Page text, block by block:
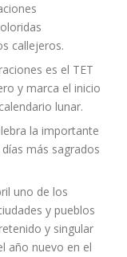
callejeros.
es el TET
y marca el inicio
lunar.
la importante
más sagrados
uno de los
y pueblos
y singular
año nuevo en el